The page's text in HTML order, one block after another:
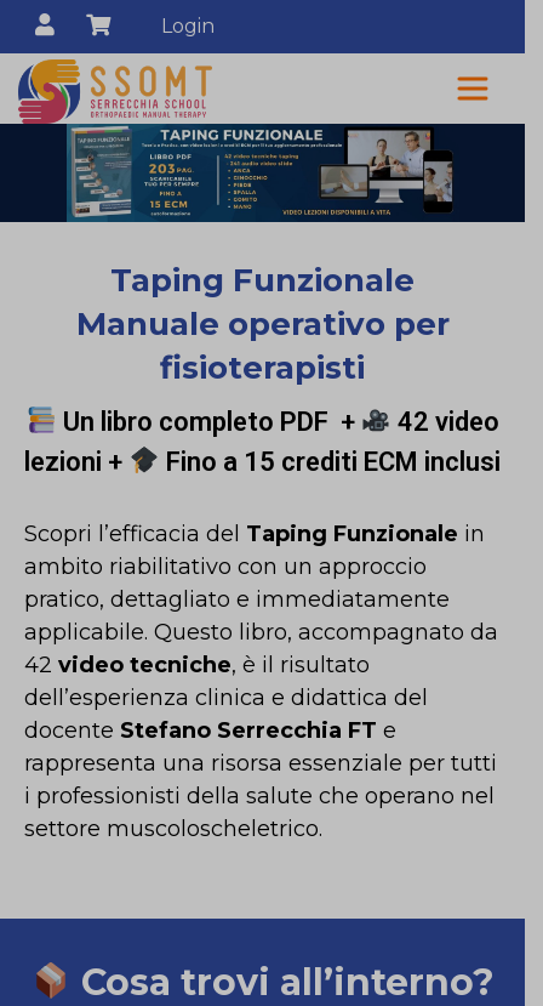
Login
Taping Funzionale
Manuale operativo per
fisioterapisti
Un libro completo PDF +
42 video
lezioni +
Fino a 15 crediti ECM inclusi
Scopri l’efficacia del Taping Funzionale in
ambito riabilitativo con un approccio
pratico, dettagliato e immediatamente
applicabile. Questo libro, accompagnato da
42 video tecniche, è il risultato
dell’esperienza clinica e didattica del
docente Stefano Serrecchia FT e
rappresenta una risorsa essenziale per tutti
i professionisti della salute che operano nel
settore muscoloscheletrico.
Cosa trovi all’interno?